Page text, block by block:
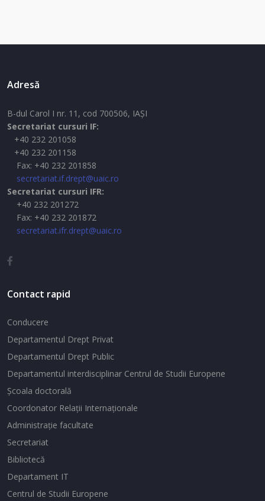
Adresă
B-dul Carol I nr. 11, cod 700506, IAŞI
Secretariat cursuri IF:
+40 232 201058
+40 232 201158
Fax: +40 232 201858
secretariat.if.drept@uaic.ro
Secretariat cursuri IFR:
+40 232 201272
Fax: +40 232 201872
secretariat.ifr.drept@uaic.ro
Contact rapid
Conducere
Departamentul Drept Privat
Departamentul Drept Public
Departamentul interdisciplinar Centrul de Studii Europene
Şcoala doctorală
Coordonator Relaţii Internaţionale
Administraţie facultate
Secretariat
Bibliotecă
Departament IT
Centrul de Studii Europene